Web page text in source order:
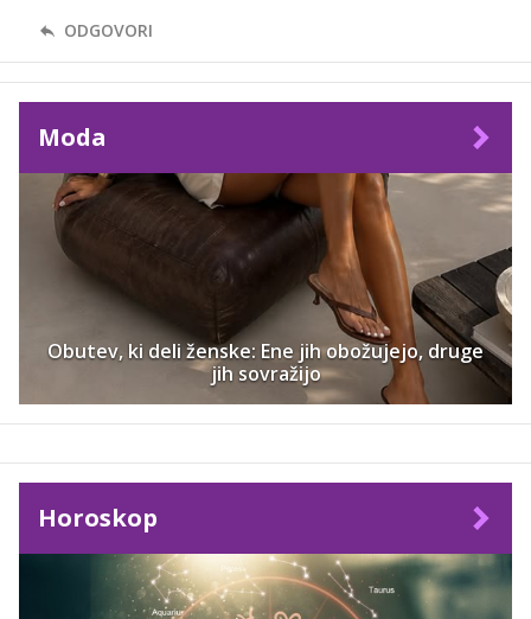
ODGOVORI
Moda
Obutev, ki deli ženske: Ene jih obožujejo, druge
jih sovražijo
Horoskop